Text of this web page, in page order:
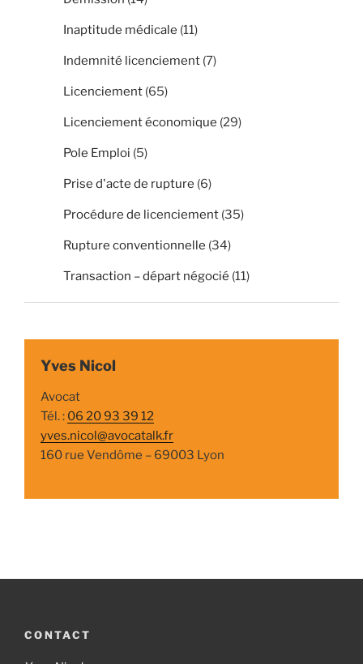
Inaptitude médicale (11)
Indemnité licenciement (7)
Licenciement (65)
Licenciement économique (29)
Pole Emploi (5)
Prise d'acte de rupture (6)
Procédure de licenciement (35)
Rupture conventionnelle (34)
Transaction – départ négocié (11)
Yves Nicol
Avocat
Tél. : 06 20 93 39 12
yves.nicol@avocatalk.fr
160 rue Vendôme – 69003 Lyon
CONTACT